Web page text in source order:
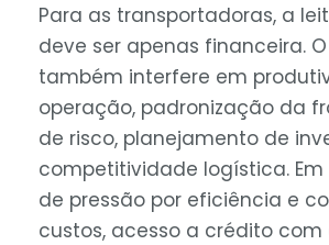
Para as transportadoras, a
deve ser apenas financeira.
também interfere em
operação, padronização da
de risco, planejamento de
competitividade logística.
de pressão por eficiência e
custos, acesso a crédito com